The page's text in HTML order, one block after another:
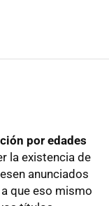
por edades
la existencia de
anunciados
que eso mismo